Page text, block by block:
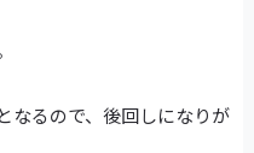
なるので、後回しになりが